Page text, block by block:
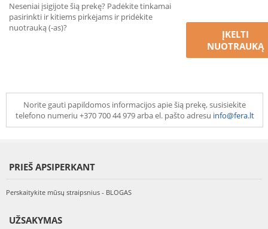
Neseniai įsigijote šią prekę? Padėkite tinkamai
pasirinkti ir kitiems pirkėjams ir pridėkite
nuotrauką (-as)?
ĮKELTI
NUOTRAUKĄ
Norite gauti papildomos informacijos apie šią prekę, susisiekite
telefono numeriu +370 700 44 979 arba el. pašto adresu info@fera.lt
PRIEŠ APSIPERKANT
Perskaitykite mūsų straipsnius - BLOGAS
UŽSAKYMAS